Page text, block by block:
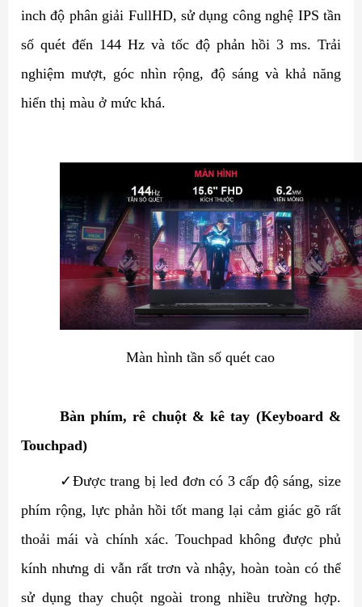
inch độ phân giải FullHD, sử dụng công nghệ IPS tần
số quét đến 144 Hz và tốc độ phản hồi 3 ms. Trải
nghiệm mượt, góc nhìn rộng, độ sáng và khả năng
hiển thị màu ở mức khá.
Màn hình tần số quét cao
Bàn phím, rê chuột & kê tay (Keyboard &
Touchpad)
✓ Được trang bị led đơn có 3 cấp độ sáng, size
phím rộng, lực phản hồi tốt mang lại cảm giác gõ rất
thoải mái và chính xác. Touchpad không được phủ
kính nhưng di vẫn rất trơn và nhậy, hoàn toàn có thể
sử dụng thay chuột ngoài trong nhiều trường hợp.